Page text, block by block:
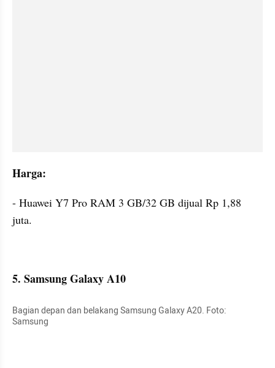
Harga:
- Huawei Y7 Pro RAM 3 GB/32 GB dijual Rp 1,88
juta.
5. Samsung Galaxy A10
Bagian depan dan belakang Samsung Galaxy A20. Foto:
Samsung